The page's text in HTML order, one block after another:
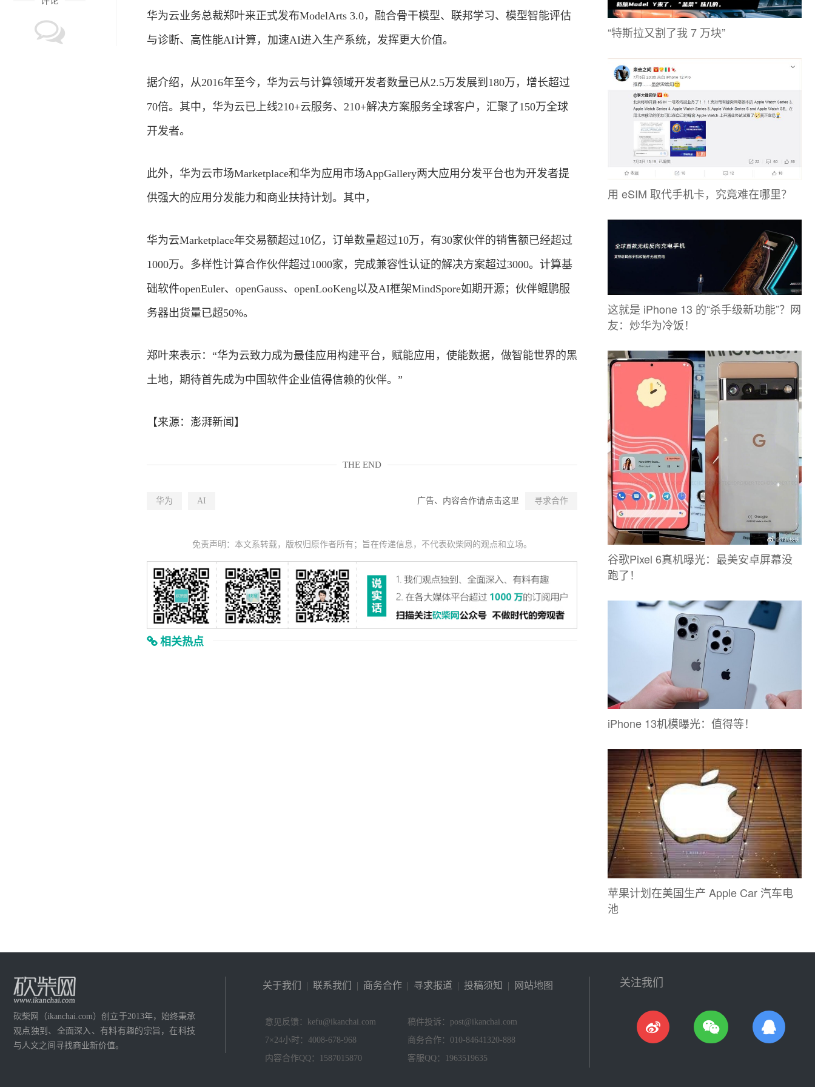
华为云业务总裁郑叶来正式发布ModelArts 3.0，融合骨干模型、联邦学习、模型智能评估
与诊断、高性能AI计算，加速AI进入生产系统，发挥更大价值。
据介绍，从2016年至今，华为云与计算领域开发者数量已从2.5万发展到180万，增长超过
70倍。其中，华为云已上线210+云服务、210+解决方案服务全球客户，汇聚了150万全球
开发者。
此外，华为云市场Marketplace和华为应用市场AppGallery两大应用分发平台也为开发者提
供强大的应用分发能力和 商业扶持计划。其中，
华为云Marketplace年交易额超过10亿，订单数量超过10万，有30家伙伴的销售额已经超过
1000万。多样性计算合作伙伴超过1000家，完成兼容性认证的解决方案超过3000。计算基
础软件openEuler、openGauss、openLooKeng以及AI框架MindSpore如期开源；伙伴鲲鹏服
务器出货量已超50%。
郑叶来表示：“华为云致力成为最佳应用构建平台，赋能应用，使能数据，做智能世界的黑
土地，期待首先成为中国软件企业值得信赖的伙伴。”
【来源： 澎湃新闻 】
THE END
广告、内容合作请点击这里 寻求合作
华为 AI
免责声明：本文系转载，版权归原作者所有；旨在传递信息，不代表砍柴网的观点和立场。
相关热点
“特斯拉又割了我 7 万块”
用 eSIM 取代手机卡，究竟难在哪里？
这就是 iPhone 13 的“杀手级新功能”？网
友：炒华为冷饭！
谷歌Pixel 6真机曝光：最美安卓屏幕没
跑了！
iPhone 13机模曝光：值得等！
苹果计划在美国生产 Apple Car 汽车电
池
砍柴网（ikanchai.com）创立于2013年，始终秉承
观点独到、全面深入、有料有趣的宗旨，在科技
与人文之间寻找商业新价值。
关于我们 | 联系我们 | 商务合作 | 寻求报道 | 投稿须知 | 网站地图
意见反馈：kefu@ikanchai.com
稿件投诉：post@ikanchai.com
7×24小时：4008-678-968
商务合作：010-84641320-888
内容合作QQ：1587015870
客服QQ：1963519635
关注我们